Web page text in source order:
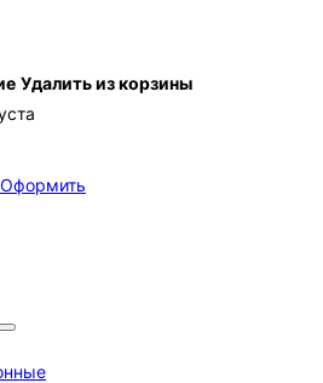
Удалить из корзины
Оформить